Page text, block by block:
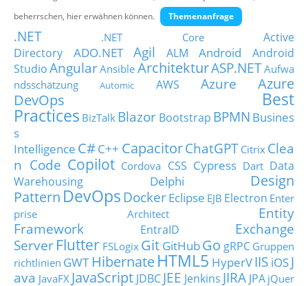
Suche
beherrschen, hier erwähnen können.
Themenanfrage
.NET .NET Core
Active
Directory
ADO.NET Agil ALM Android
Android
StudioAngularAnsible ArchitekturASP.NETAufwa
ndsschätzung
Automic AWS Azure
Azure
DevOps
Best
Practices BizTalk Blazor Bootstrap BPMN Busines
s
Intelligence C#C++ CapacitorChatGPT Citrix Clea
n Code Copilot Cordova CSS Cypress Dart Data
Warehousing
Delphi
Design
Pattern DevOps DockerEclipse EJB Electron Enter
prise Architect
Entity
Framework
EntraID
Exchange
Server Flutter FSLogix Git GitHubGo gRPC Gruppen
richtlinien GWT HibernateHTML5 HyperVIIS iOSJ
ava JavaFX JavaScript JDBC JEE Jenkins JIRA JPA jQuer